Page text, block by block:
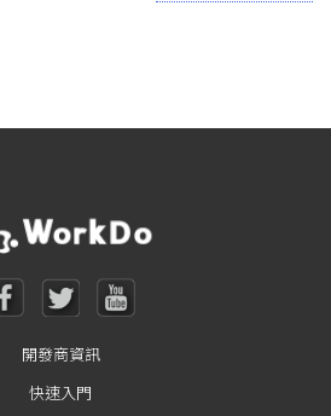
開發商資訊
快速入門